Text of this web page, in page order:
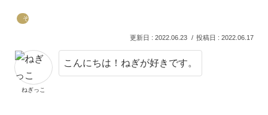
その他
2022.06.23 2022.06.17
ねぎっこ
こんにちは！ねぎが好きです。